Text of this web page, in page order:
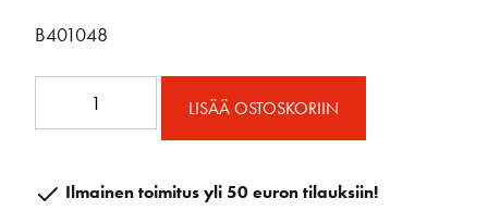
B401048
Stand-
LISÄÄ OSTOSKORIIN
Ilmainen toimitus yli 50 euron tilauksiin!